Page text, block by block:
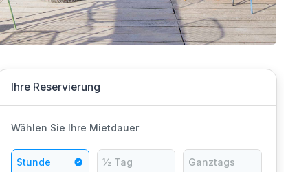
Ihre Reservierung
Wählen Sie Ihre Mietdauer
Stunde ½ Tag Ganztags